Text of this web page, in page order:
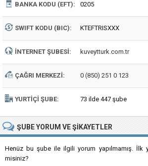
BANKA KODU (EFT): 0205
SWIFT KODU (BIC): KTEFTRISXXX
İNTERNET ŞUBESI: kuveytturk.com.tr
ÇAĞRI MERKEZI: 0 (850) 251 0 123
YURTIÇI ŞUBE: 73 ilde 447 şube
ŞUBEYORUM VE ŞIKAYETLER
Henüz bu şube ile ilgili yorum yapılmamış. İlk
misiniz?